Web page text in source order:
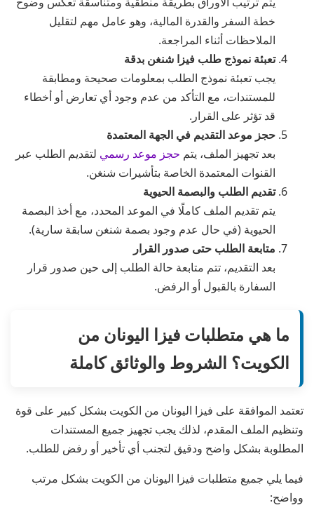
خطة السفر والقدرة المالية، وهو عامل مهم لتقليل
الملاحظات أثناء المراجعة.
تعبئة نموذج طلب فيزا شنغن بدقة
يجب تعبئة نموذج الطلب بمعلومات صحيحة ومطابقة
للمستندات، مع التأكد من عدم وجود أي تعارض أو أخطاء
قد تؤثر على القرار.
حجز موعد التقديم في الجهة المعتمدة
بعد تجهيز الملف، يتم حجز موعد رسمي لتقديم الطلب عبر
القنوات المعتمدة الخاصة بتأشيرات شنغن.
تقديم الطلب والبصمة الحيوية
يتم تقديم الملف كاملًا في الموعد المحدد، مع أخذ البصمة
الحيوية (في حال عدم وجود بصمة شنغن سابقة سارية).
متابعة الطلب حتى صدور القرار
بعد التقديم، تتم متابعة حالة الطلب إلى حين صدور قرار
السفارة بالقبول أو الرفض.
ما هي متطلبات فيزا اليونان من
الكويت؟ الشروط والوثائق كاملة
تعتمد الموافقة على فيزا اليونان من الكويت بشكل كبير على قوة
وتنظيم الملف المقدم، لذلك يجب تجهيز جميع المستندات
المطلوبة بشكل واضح ودقيق لتجنب أي تأخير أو رفض للطلب.
فيما يلي جميع متطلبات فيزا اليونان من الكويت بشكل مرتب
وواضح: